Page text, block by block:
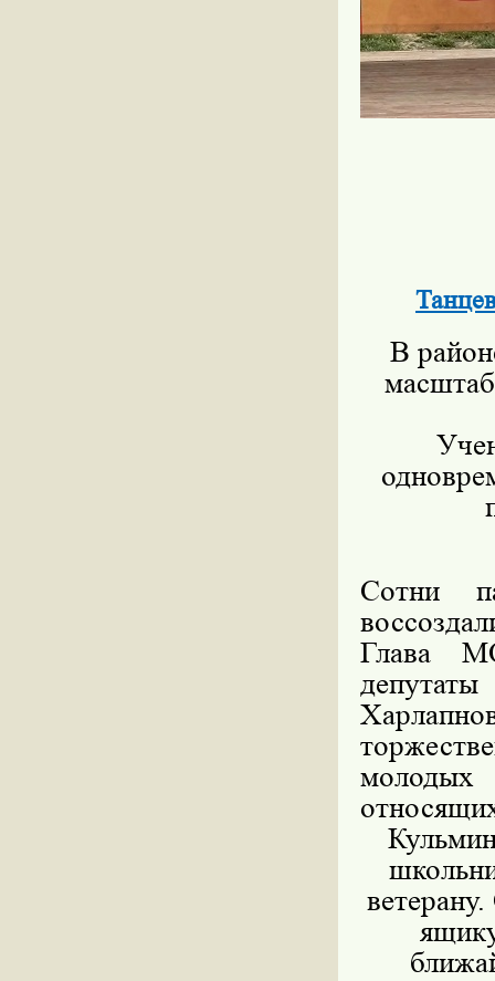
В
Сотни
Глава